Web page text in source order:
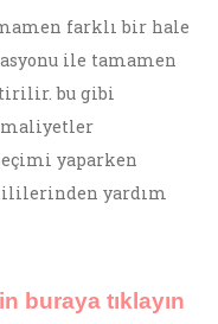
farklı bir hale
ile tamamen
bu gibi
maliyetler
yaparken
yardım
buraya tıklayın